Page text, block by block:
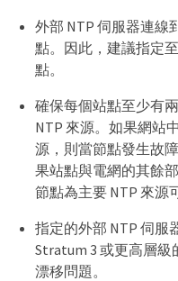
外部 NTP 伺服器連線
點。因此，建議指定
點。
確保每個站點至少有
NTP 來源。如果網站
源，則當節點發生故
果站點與電網的其餘
節點為主要 NTP 來源
指定的外部 NTP 伺服
Stratum 3 或更高層級
漂移問題。